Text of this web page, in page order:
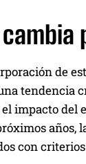
cambia
de
tendencia
impacto del
años,
con